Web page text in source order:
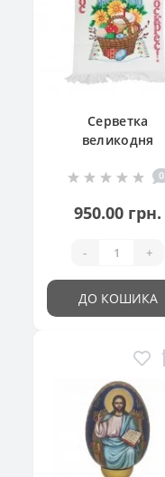
Серветка
великодня
кошик"
0
950.00 грн.
- +
ДО КОШИКА